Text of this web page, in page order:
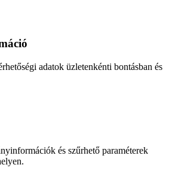
adatok üzletenkénti bontásban és
és szűrhető paraméterek